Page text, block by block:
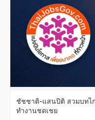
ชัชชาติ-แสนปิติ สวมบทไก
ทำงานชดเชย